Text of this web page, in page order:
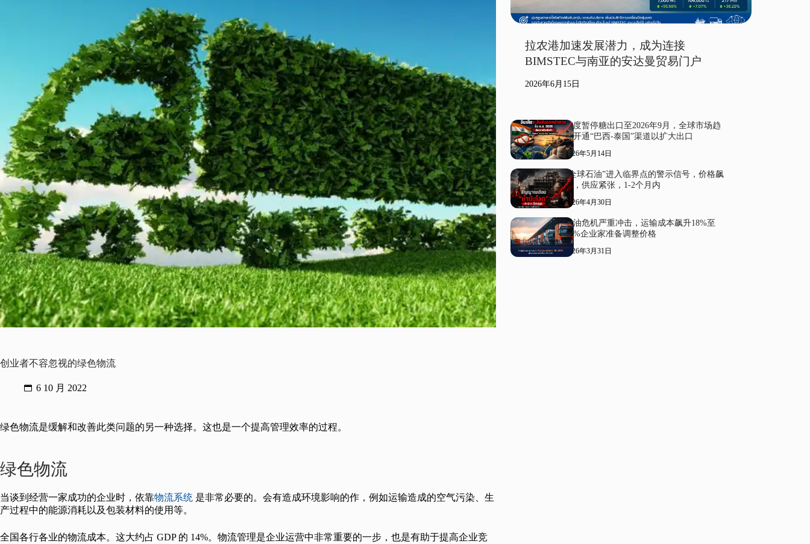
创业者不容忽视的绿色物流
6 10 月 2022
绿色物流是缓解和改善此类问题的另一种选择。这也是一个提高管理效率的过程。
绿色物流
当谈到经营一家成功的企业时，依靠物流系统 是非常必要的。会有造成环境影响的作，例如运输造成的空气污染、生
产过程中的能源消耗以及包装材料的使用等。
全国各行各业的物流成本。这大约占 GDP 的 14%。物流管理是企业运营中非常重要的一步，也是有助于提高企业竞
拉农港加速发展潜力，成为连接
BIMSTEC与南亚的安达曼贸易门户
2026年6月15日
印度暂停糖出口至2026年9月，全球市场趋
紧开通“巴西-泰国”渠道以扩大出口
2026年5月14日
“全球石油”进入临界点的警示信号，价格飙
升，供应紧张，1-2个月内
2026年4月30日
柴油危机严重冲击，运输成本飙升18%至
20%企业家准备调整价格
2026年3月31日